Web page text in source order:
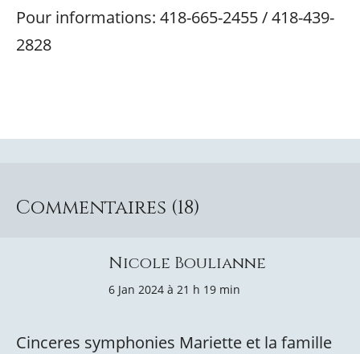
Pour informations: 418-665-2455 / 418-439-
2828
Commentaires (18)
Nicole Boulianne
6 Jan 2024 à 21 h 19 min
Cinceres symphonies Mariette et la famille